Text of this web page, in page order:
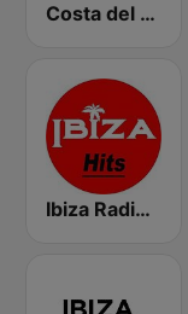
Costa del Mar Deep House
Ibiza Radios - Hits